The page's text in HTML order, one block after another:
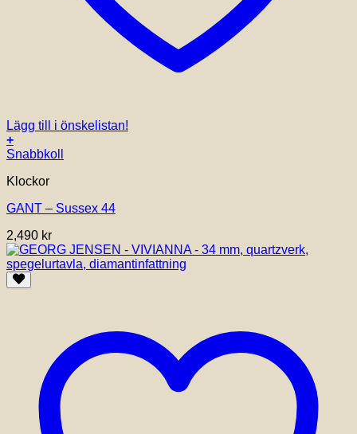
Lägg till i önskelistan!
+
Snabbkoll
Klockor
GANT – Sussex 44
2,490 kr